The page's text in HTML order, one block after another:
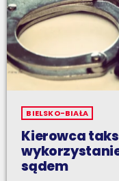
BIELSKO-BIAŁA
Kierowca
sądem